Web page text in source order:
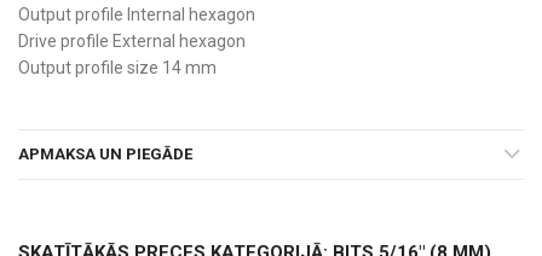
Output profile Internal hexagon
Drive profile External hexagon
Output profile size 14 mm
APMAKSA UN PIEGĀDE